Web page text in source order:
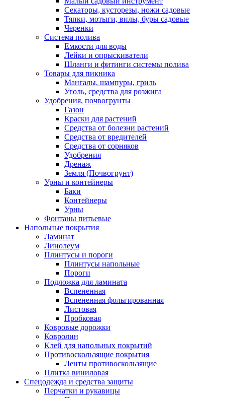
Секаторы, кусторезы, ножи садовые
Тяпки, мотыги, вилы, буры садовые
Черенки
Система полива
Емкости для воды
Лейки и опрыскиватели
Шланги и фитинги системы полива
Товары для пикника
Мангалы, шампуры, гриль
Уголь, средства для розжига
Удобрения, почвогрунты
Газон
Краски для растений
Средства от болезни растений
Средства от вредителей
Средства от сорняков
Удобрения
Дренаж
Земля (Почвогрунт)
Урны и контейнеры
Баки
Контейнеры
Урны
Фонтаны питьевые
Напольные покрытия
Ламинат
Линолеум
Плинтусы и пороги
Плинтусы напольные
Пороги
Подложка для ламината
Вспененная
Вспененная фольгированная
Листовая
Пробковая
Ковровые дорожки
Ковролин
Клей для напольных покрытий
Противоскользящие покрытия
Ленты противоскользящие
Плитка виниловая
Спецодежда и средства защиты
Перчатки и рукавицы